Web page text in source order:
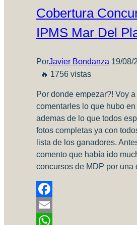
Estático
Cobertura
IPMS Mar Del
PorJavier Bondanza 19/08/
🔥 1756 vistas
Por donde empezar?! Voy
comentarles lo que hubo
ademas de lo que todos
fotos completas ya con
lista de los ganadores.
comento que había ido
concursos de MDP por una
Facebook
Email